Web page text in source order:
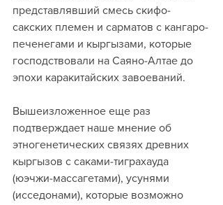
представлявший смесь скифо-
сакских племен и сарматов с кангаро-
печенегами и кыргызами, которые
господствовали на Саяно-Алтае до
эпохи каракитайских завоеваний.
Вышеизложенное еще раз
подтверждает наше мнение об
этногенетических связях древних
кыргызов с саками-тиграхауда
(юэчжи-массагетами), усунями
(исседонами), которые возможно